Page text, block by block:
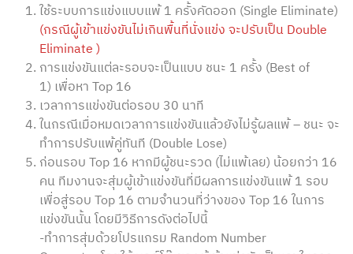
ใช้ระบบการแข่งแบบแพ้ 1 ครั้งคัดออก (Single Eliminate)
(กรณีผู้เข้าแข่งขันไม่เกินพื้นที่นั่งแข่ง จะปรับเป็น Double
Eliminate )
การแข่งขันแต่ละรอบจะเป็นแบบ ชนะ 1 ครั้ง (Best of
1) เพื่อหา Top 16
เวลาการแข่งขันต่อรอบ 30 นาที
ในกรณีเมื่อหมดเวลาการแข่งขันแล้วยังไม่รู้ผลแพ้ – ชนะ จะ
ทำการปรับแพ้คู่ทันที (Double Lose)
ก่อนรอบ Top 16 หากมีผู้ชนะรวด (ไม่แพ้เลย) น้อยกว่า 16
คน ทีมงานจะสุ่มผู้เข้าแข่งขันที่มีผลการแข่งขันแพ้ 1 รอบ
เพื่อสู่รอบ Top 16 ตามจำนวนที่ว่างของ Top 16 ในการ
แข่งขันนั้น โดยมีวิธีการดังต่อไปนี้
-ทำการสุ่มด้วยโปรแกรม Random Number